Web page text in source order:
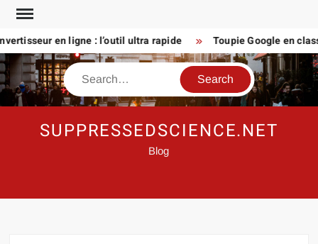
Skip
content
en ligne : l’outil ultra rapide Toupie Google en
Search
SUPPRESSEDSCIENCE.NET
Blog